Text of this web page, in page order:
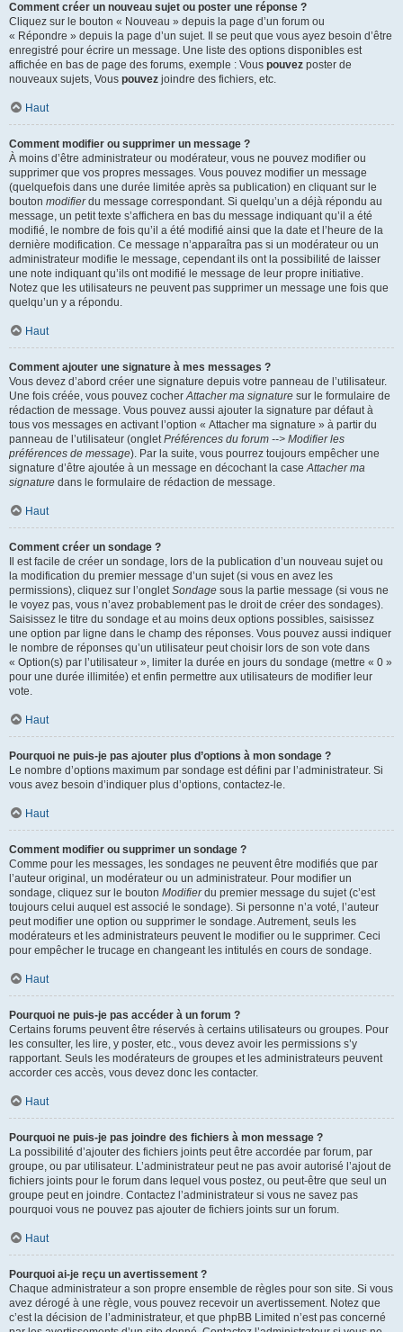
Comment créer un nouveau sujet ou poster une réponse ?
Cliquez sur le bouton « Nouveau » depuis la page d’un forum ou
« Répondre » depuis la page d’un sujet. Il se peut que vous ayez besoin d’être
enregistré pour écrire un message. Une liste des options disponibles est
affichée en bas de page des forums, exemple : Vous pouvez poster de
nouveaux sujets, Vous pouvez joindre des fichiers, etc.
Haut
Comment modifier ou supprimer un message ?
À moins d’être administrateur ou modérateur, vous ne pouvez modifier ou
supprimer que vos propres messages. Vous pouvez modifier un message
(quelquefois dans une durée limitée après sa publication) en cliquant sur le
bouton modifierdu message correspondant. Si quelqu’un a déjà répondu au
message, un petit texte s’affichera en bas du message indiquant qu’il a été
modifié, le nombre de fois qu’il a été modifié ainsi que la date et l’heure de la
dernière modification. Ce message n’apparaîtra pas si un modérateur ou un
administrateur modifie le message, cependant ils ont la possibilité de laisser
une note indiquant qu’ils ont modifié le message de leur propre initiative.
Notez que les utilisateurs ne peuvent pas supprimer un message une fois que
quelqu’un y a répondu.
Haut
Comment ajouter une signature à mes messages ?
Vous devez d’abord créer une signature depuis votre panneau de l’utilisateur.
Une fois créée, vous pouvez cocherAttacher ma signature sur le formulaire de
rédaction de message. Vous pouvez aussi ajouter la signature par défaut à
tous vos messages en activant l’option « Attacher ma signature » à partir du
panneau de l’utilisateur (ongletPréférences du forum --> Modifier les
préférences de message). Par la suite, vous pourrez toujours empêcher une
signature d’être ajoutée à un message en décochant la caseAttacher ma
signature dans le formulaire de rédaction de message.
Haut
Comment créer un sondage ?
Il est facile de créer un sondage, lors de la publication d’un nouveau sujet ou
la modification du premier message d’un sujet (si vous en avez les
permissions), cliquez sur l’ongletSondage sous la partie message (si vous ne
le voyez pas, vous n’avez probablement pas le droit de créer des sondages).
Saisissez le titre du sondage et au moins deux options possibles, saisissez
une option par ligne dans le champ des réponses. Vous pouvez aussi indiquer
le nombre de réponses qu’un utilisateur peut choisir lors de son vote dans
« Option(s) par l’utilisateur », limiter la durée en jours du sondage (mettre « 0 »
pour une durée illimitée) et enfin permettre aux utilisateurs de modifier leur
vote.
Haut
Pourquoi ne puis-je pas ajouter plus d’options à mon sondage ?
Le nombre d’options maximum par sondage est défini par l’administrateur. Si
vous avez besoin d’indiquer plus d’options, contactez-le.
Haut
Comment modifier ou supprimer un sondage ?
Comme pour les messages, les sondages ne peuvent être modifiés que par
l’auteur original, un modérateur ou un administrateur. Pour modifier un
sondage, cliquez sur le bouton Modifierdu premier message du sujet (c’est
toujours celui auquel est associé le sondage). Si personne n’a voté, l’auteur
peut modifier une option ou supprimer le sondage. Autrement, seuls les
modérateurs et les administrateurs peuvent le modifier ou le supprimer. Ceci
pour empêcher le trucage en changeant les intitulés en cours de sondage.
Haut
Pourquoi ne puis-je pas accéder à un forum ?
Certains forums peuvent être réservés à certains utilisateurs ou groupes. Pour
les consulter, les lire, y poster, etc., vous devez avoir les permissions s’y
rapportant. Seuls les modérateurs de groupes et les administrateurs peuvent
accorder ces accès, vous devez donc les contacter.
Haut
Pourquoi ne puis-je pas joindre des fichiers à mon message ?
La possibilité d’ajouter des fichiers joints peut être accordée par forum, par
groupe, ou par utilisateur. L’administrateur peut ne pas avoir autorisé l’ajout de
fichiers joints pour le forum dans lequel vous postez, ou peut-être que seul un
groupe peut en joindre. Contactez l’administrateur si vous ne savez pas
pourquoi vous ne pouvez pas ajouter de fichiers joints sur un forum.
Haut
Pourquoi ai-je reçu un avertissement ?
Chaque administrateur a son propre ensemble de règles pour son site. Si vous
avez dérogé à une règle, vous pouvez recevoir un avertissement. Notez que
c’est la décision de l’administrateur, et que phpBB Limited n’est pas concerné